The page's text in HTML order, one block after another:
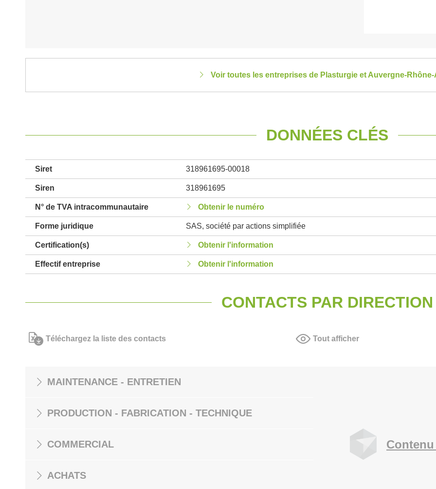
Voir toutes les entreprises de Plasturgie et Auvergne-
DONNÉES CLÉS
Siret 318961695-00018
Siren 318961695
N° de TVA intracommunautaire Obtenir le numéro
Forme juridique SAS, société par actions simplifiée
Certification(s) Obtenir l'information
Effectif entreprise Obtenir l'information
CONTACTS PAR DIRECTION
Téléchargez la liste des contacts Tout afficher
MAINTENANCE - ENTRETIEN
PRODUCTION - FABRICATION - TECHNIQUE
COMMERCIAL
ACHATS